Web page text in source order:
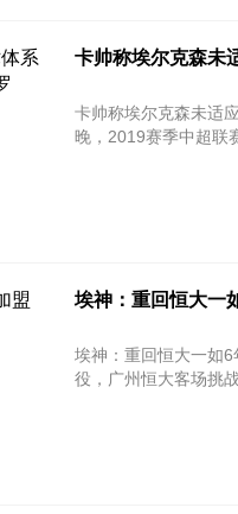
卡帅称埃尔克森未
卡帅称埃尔克森未适应战术体系
晚，2019赛季中超联
埃神：重回恒大一
埃神：重回恒大一如6年前加盟时
役，广州恒大客场挑